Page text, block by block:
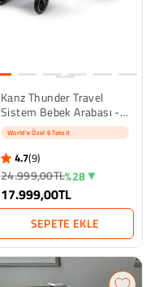
Kanz Thunder Travel
Sistem Bebek Arabası -
Siyah
World'e Özel 6 Taksit
4.7(9)
4.7 star rating
9 İncelemeler
24.999,00TL%28
17.999,00TL
SEPETE EKLE